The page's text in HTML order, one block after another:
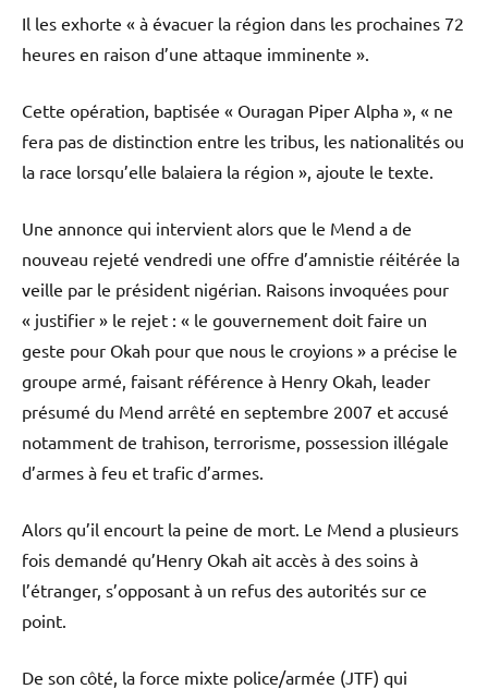
Il les exhorte « à évacuer la région dans les prochaines 72
heures en raison d’une attaque imminente ».
Cette opération, baptisée « Ouragan Piper Alpha », « ne
fera pas de distinction entre les tribus, les nationalités ou
la race lorsqu’elle balaiera la région », ajoute le texte.
Une annonce qui intervient alors que le Mend a de
nouveau rejeté vendredi une offre d’amnistie réitérée la
veille par le président nigérian. Raisons invoquées pour
« justifier » le rejet : « le gouvernement doit faire un
geste pour Okah pour que nous le croyions » a précise le
groupe armé, faisant référence à Henry Okah, leader
présumé du Mend arrêté en septembre 2007 et accusé
notamment de trahison, terrorisme, possession illégale
d’armes à feu et trafic d’armes.
Alors qu’il encourt la peine de mort. Le Mend a plusieurs
fois demandé qu’Henry Okah ait accès à des soins à
l’étranger, s’opposant à un refus des autorités sur ce
point.
De son côté, la force mixte police/armée (JTF) qui